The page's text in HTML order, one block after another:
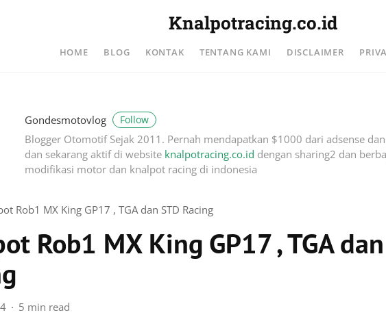
Knalpotracing.co.id
HOME BLOG KONTAK TENTANG KAMI DISCLAIMER
Gondesmotovlog Follow
Blogger Otomotif Sejak 2011. Pernah mendapatkan $1000 dari adsense
dan sekarang aktif di website knalpotracing.co.id dengan sharing2 dan
modifikasi motor dan knalpot racing di indonesia
Rob1 MX King GP17 , TGA dan STD Racing
Rob1 MX King GP17 , TGA
5 min read